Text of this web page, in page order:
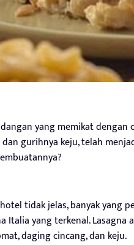
yang memikat
gurihnya keju, telah
tidak jelas, banyak yang
Italia yang terkenal. Lasagna
daging cincang, dan keju.